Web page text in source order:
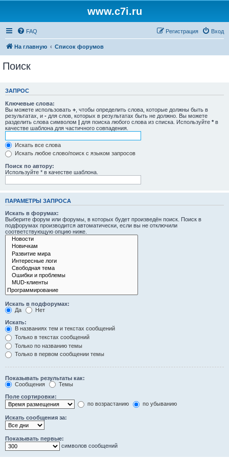
www.c7i.ru
FAQ Вход
Регистрация
На главную Список форумов
Поиск
ЗАПРОС
Ключевые слова:
Вы можете использовать + , чтобы определить слова, которые должны быть в
результатах, и - для слов, которых в результатах быть не должно. Вы можете
разделить слова символом | для поиска любого слова из списка. Используйте * в
качестве шаблона для частичного совпадения.
Искать все слова
Искать любое слово/поиск с языком запросов
Поиск по автору:
Используйте * в качестве шаблона.
ПАРАМЕТРЫ ЗАПРОСА
Искать в форумах:
Выберите форум или форумы, в которых будет произведён поиск. Поиск в
подфорумах производится автоматически, если вы не отключили
соответствующую опцию ниже.
Искать в подфорумах:
Да
Нет
Искать:
В названиях тем и текстах сообщений
Только в текстах сообщений
Только по названию темы
Только в первом сообщении темы
Показывать результаты как:
Сообщения
Темы
Поле сортировки:
по возрастанию
по убыванию
Искать сообщения за:
Показывать первые:
символов сообщений